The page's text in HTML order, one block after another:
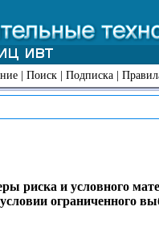
| Поиск | Подписка |
риска и условного
ограниченного